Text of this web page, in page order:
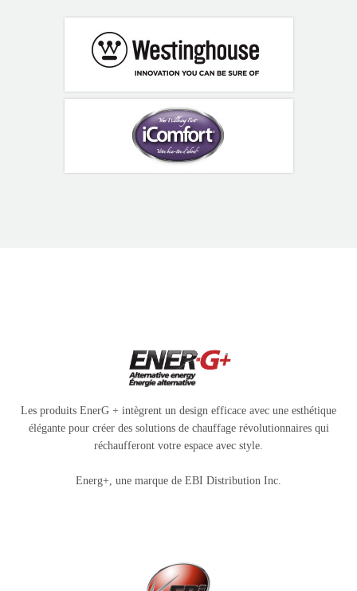
Les produits EnerG + intègrent un design efficace avec une esthétique
élégante pour créer des solutions de chauffage révolutionnaires qui
réchaufferont votre espace avec style.
Energ+, une marque de EBI Distribution Inc.